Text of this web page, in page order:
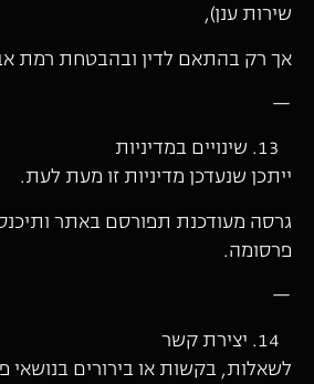
שירות ענן),
אך רק בהתאם לדין ובהבטחת רמת
—
שינויים במדיניות
ייתכן שנעדכן מדיניות זו מעת לעת.
גרסה מעודכנת תפורסם באתר
פרסומה.
—
יצירת קשר
לשאלות, בקשות או בירורים בנושאי